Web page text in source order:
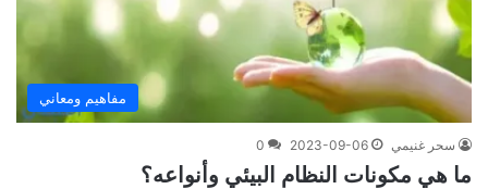
مفاهيم ومعاني
سحر غنيمي 2023-09-06
0
ما هي مكونات النظام البيئي وأنواعه؟